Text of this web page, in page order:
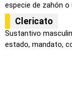
especie de zahón o
Clericato
Sustantivo
estado, mandato,